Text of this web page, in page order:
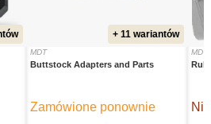
+ 11 wariantów
MDT
Buttstock Adapters and Parts
Zamówione ponownie
MDT